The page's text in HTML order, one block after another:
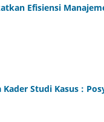
Efisiensi
Studi Kasus :